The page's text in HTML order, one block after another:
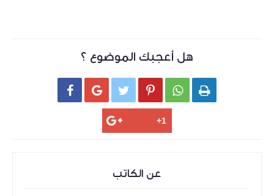
هل أعجبك الموضوع ؟
     
عن الكاتب